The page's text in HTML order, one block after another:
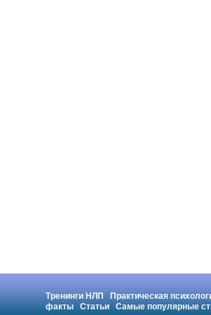
Тренинги НЛП
Практическая
факты
Статьи Самые популярные